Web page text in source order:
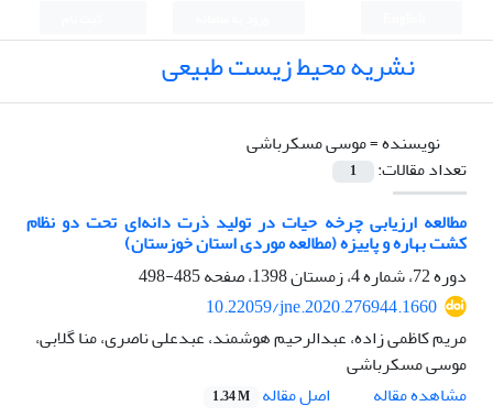
نشریه محیط زیست طبیعی
نویسنده =موسی مسکرباشی
تعداد مقالات:
1
مطالعه ارزیابی چرخه حیات در تولید ذرت دانه‌ای تحت دو نظام
کشت بهاره و پاییزه (مطالعه موردی استان خوزستان)
دوره 72، شماره 4، زمستان 1398، صفحه
485-498
10.22059/jne.2020.276944.1660
مریم کاظمی زاده، عبدالرحیم هوشمند، عبدعلی ناصری، منا گلابی،
موسی مسکرباشی
مشاهده مقاله
اصل مقاله 1.34 M